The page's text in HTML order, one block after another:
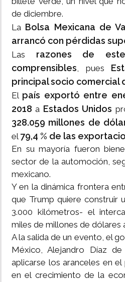
de diciembre.
La Bolsa Mexicana de
arrancó con pérdidas
Las razones de
comprensibles, pues
principal socio comercial
El país exportó entre
2018 a Estados Unidos
328.059 millones de
el 79,4 % de las
En su mayoría fueron
sector de la automoción,
mexicano.
Y en la dinámica frontera
que Trump quiere construir
3.000 kilómetros- el
miles de millones de dólares
A la salida de un evento, el
México, Alejandro Díaz
aplicarse los aranceles en el
en el crecimiento de la